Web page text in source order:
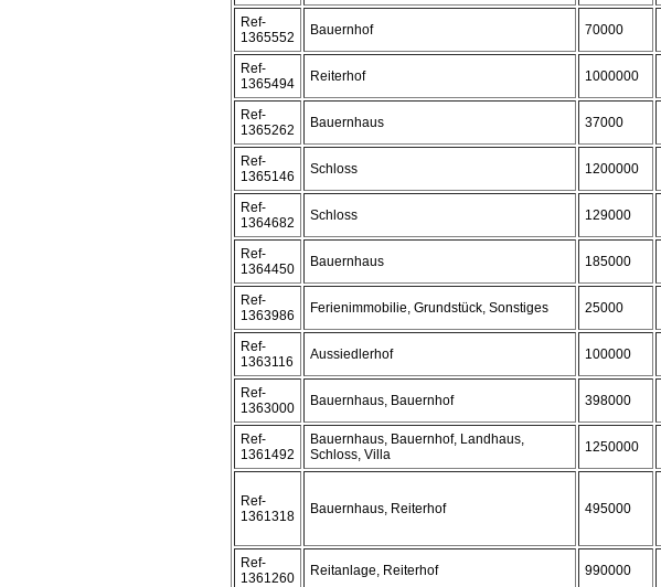
Ref-
1365552
Bauernhof 70000
Ref-
1365494
Reiterhof 1000000
Ref-
1365262
Bauernhaus 37000
Ref-
1365146
Schloss 1200000
Ref-
1364682
Schloss 129000
Ref-
1364450
Bauernhaus 185000
Ref-
1363986
Ferienimmobilie, Grundstück, Sonstiges 25000
Ref-
1363116
Aussiedlerhof 100000
Ref-
1363000
Bauernhaus, Bauernhof 398000
Ref-
1361492
Bauernhaus, Bauernhof, Landhaus,
Schloss, Villa
1250000
Ref-
1361318
Bauernhaus, Reiterhof 495000
Ref-
1361260
Reitanlage, Reiterhof 990000